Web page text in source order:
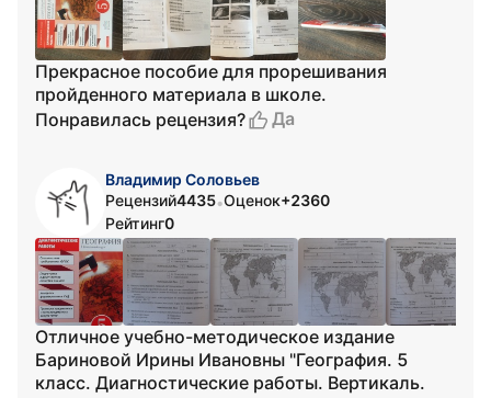
Прекрасное пособие для прорешивания
пройденного материала в школе.
Понравилась рецензия?
Да
Владимир Соловьев
Рецензий4435•Оценок+2360
Рейтинг0
Отличное учебно-методическое издание
Бариновой Ирины Ивановны "География. 5
класс. Диагностические работы. Вертикаль.